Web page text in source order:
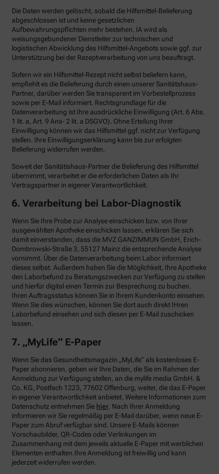
Die Daten werden gelöscht, sobald die Hilfsmittel-Belieferung
abgeschlossen ist und keine gesetzlichen
Aufbewahrungspflichten mehr bestehen. IA wird als
weisungsgebundener Dienstleiter zur technischen und
logistischen Abwicklung des Hilfsmittel-Angebots sowie ggf. zur
Unterstützung bei der Rezeptverarbeitung von uns beauftragt.
Sofern wir ein Hilfsmittel-Rezept nicht selbst beliefern kann,
empfiehlt es die Belieferung durch einen unserer Sanitätshaus-
Partner, darüber werden Sie transparent im Vorbestellprozess
sowie per E-Mail informiert. Rechtsgrundlage für die
Datenverarbeitung ist Ihre ausdrückliche Einwilligung (Art. 6 Abs.
1 lit. a, Art. 9 Ans- 2 lit. a DSGVO). Ohne Erteilung Ihrer
Einwilligung können wir das Hilfsmittel ggf. nicht zur Verfügung
stellen. Ihre Einwilligungserklärung kann bis zur erfolgten
Belieferung widerrufen werden.
Soweit der Sanitätishaus-Partner die Belieferung des Hilfsmittel
übernimmt, verarbeitet er die erforderlichen Daten als Ihr
Vertragspartner in eigener Verantwortlichkeit.
6. Verarbeitung bei Labor-Diagnostik
Wenn Sie Ihre Probe zur Analyse einschicken bzw. von Ihrer
ausgewählten Apotheke einschicken lassen, erklären Sie sich
damit einverstanden, dass die MVZ GANZIMMUN GmbH, Erich-
Dombrowski-Straße 3, 55127 Mainz die entsprechende Analyse
vornimmt. Über die Datenverarbeitung beim Labor informiert
dieses selbst. Außerdem haben Sie die Möglichkeit, Ihre Apotheke
den Laborbefund zu Beratungszwecken zur Verfügung zu stellen
und hierfür digital einen Termin zur Besprechung zu buchen.
Ihren Auftragsstatus können Sie in Ihrem Kundenkonto einsehen.
Wenn Sie dies wünschen, können Sie dort auch direkt IHren
Laborbefund einsehen und sich diesen per E-Mail zuschicken
lassen.
7. „MyLife“ E-Paper
Wenn Sie das Gesundheitsmagazin „MyLife“ als kostenloses E-
Paper abonnieren, geben wir Ihre Daten, die Sie im Rahmen der
Anmeldung zur Verfügung stellen, an die mylife media GmbH. &
Co. KG, Postfach 1223, 77602 Offenburg, weiter, die das E-Paper
in eigener Verantwortlichkeit anbietet. Weitere Informationen zum
Datenschutz entnehmen Sie hier . Nach Ihrer Anmeldung
informieren wir Sie regelmäßig per E-Mail darüber, wenn neue E-
Paper zum Abruf verfügbar sind. Unsere E-Mails können
Vorschaubilder, QR-Codes oder Verlinkungen im
Zusammenhang mit dem jeweils aktuelle E-Paper mit werblichen
Elementen enthalten.Ihre Anmeldung ist freiwillig und kann
jederzeit widerrufen werden.